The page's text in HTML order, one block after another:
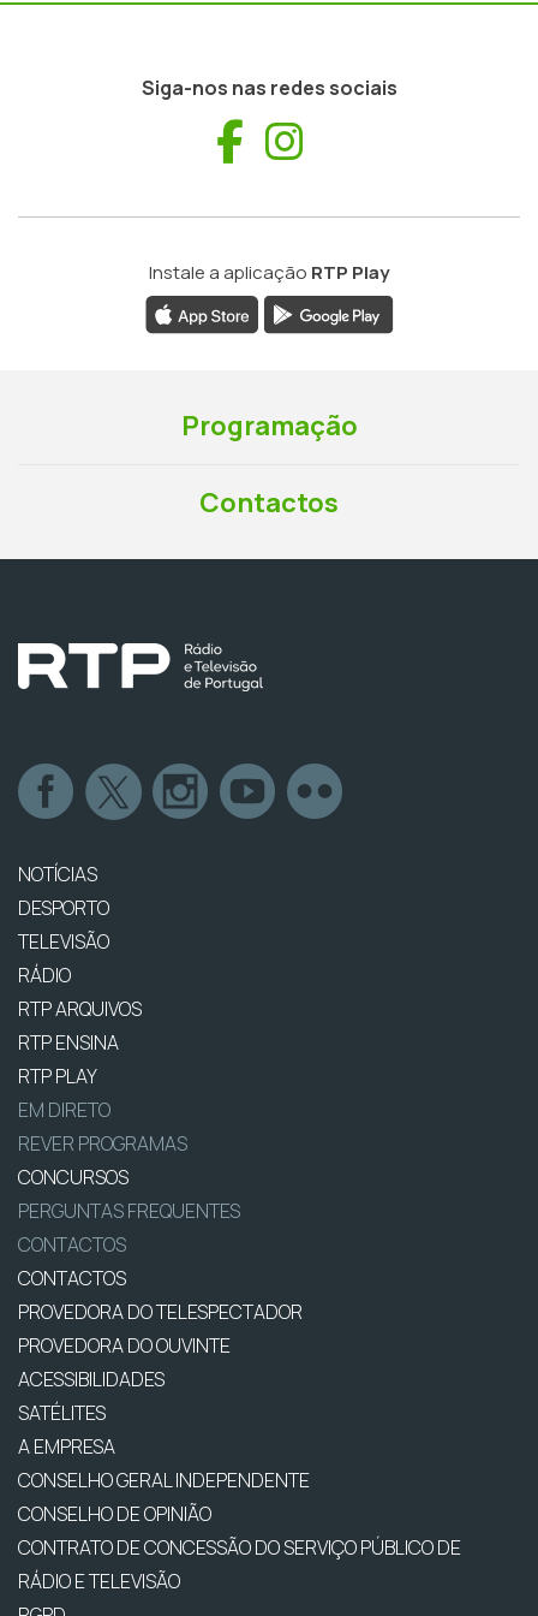
Siga-nos nas redes sociais
Facebook
Instale a aplicação RTP Play
Programação
Contactos
NOTÍCIAS
DESPORTO
TELEVISÃO
RÁDIO
RTP ARQUIVOS
RTP ENSINA
RTP PLAY
EM DIRETO
REVER PROGRAMAS
CONCURSOS
PERGUNTAS FREQUENTES
CONTACTOS
CONTACTOS
PROVEDORA DO TELESPECTADOR
PROVEDORA DO OUVINTE
ACESSIBILIDADES
SATÉLITES
A EMPRESA
CONSELHO GERAL INDEPENDENTE
CONSELHO DE OPINIÃO
CONTRATO DE CONCESSÃO DO SERVIÇO PÚBLICO DE
RÁDIO E TELEVISÃO